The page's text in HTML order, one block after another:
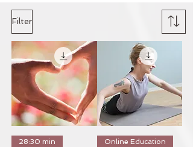
Filter
28:30 min
Online Education